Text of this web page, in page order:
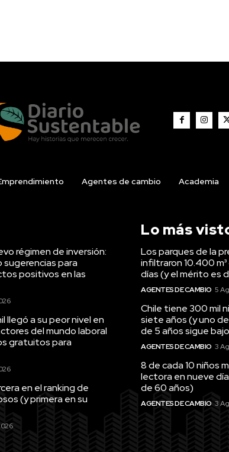
Agentes de cambio Academia
régimen de inversión:
sugerencias para
positivos en las
llegó a su peor nivel en
del mundo laboral
gratuitos para
en el ranking de
(y primera en su
Lo más
Los parques de la
infiltraron 10.400
días (y el mérito es
AGENTES DE CAMBIO 5
Chile tiene 300 mil
siete años (y uno
de 5 años sigue
AGENTES DE CAMBIO 3
8 de cada 10 niños
lectora en nueve
de 60 años)
AGENTES DE CAMBIO 3